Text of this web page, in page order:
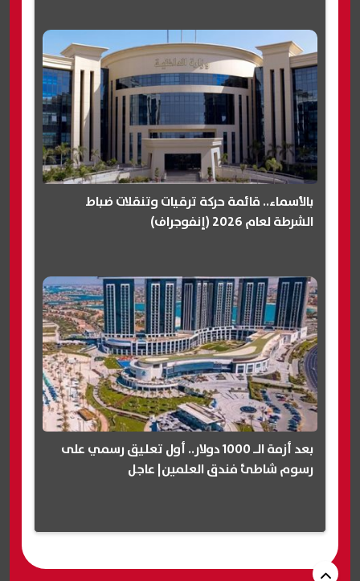
بالأسماء.. قائمة حركة ترقيات وتنقلات ضباط
الشرطة لعام 2026 (إنفوجراف)
بعد أزمة الـ 1000 دولار.. أول تعليق رسمي على
رسوم شاطئ فندق العلمين| عاجل